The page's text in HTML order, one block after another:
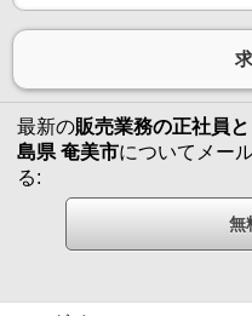
最新の販売業務の正社員
島県 奄美市についてメー
る: